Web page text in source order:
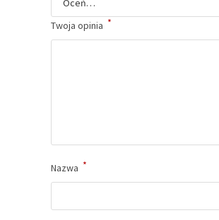
Twoja opinia *
Nazwa *